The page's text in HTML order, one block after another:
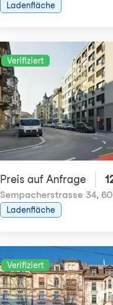
Ladenfläche
Verifiziert
Preis auf Anfrage
Sempacherstrasse 34,
Ladenfläche
Verifiziert